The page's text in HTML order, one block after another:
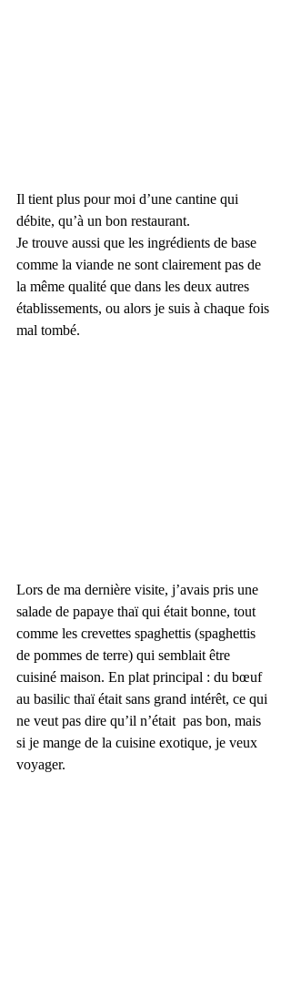
Il tient plus pour moi d’une cantine qui
débite, qu’à un bon restaurant.
Je trouve aussi que les ingrédients de base
comme la viande ne sont clairement pas de
la même qualité que dans les deux autres
établissements, ou alors je suis à chaque fois
mal tombé.
Lors de ma dernière visite, j’avais pris une
salade de papaye thaï qui était bonne, tout
comme les crevettes spaghettis (spaghettis
de pommes de terre) qui semblait être
cuisiné maison. En plat principal : du bœuf
au basilic thaï était sans grand intérêt, ce qui
ne veut pas dire qu’il n’était  pas bon, mais
si je mange de la cuisine exotique, je veux
voyager.